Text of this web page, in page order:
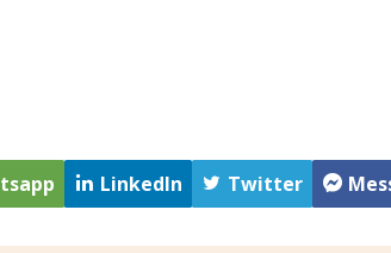
LinkedIn Twitter